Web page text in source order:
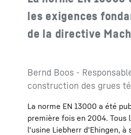
les exigences
de la directive
Bernd Boos -
construction des grues
La norme EN 13000 a été
première fois en 2004. Tous
l'usine Liebherr d'Ehingen, à